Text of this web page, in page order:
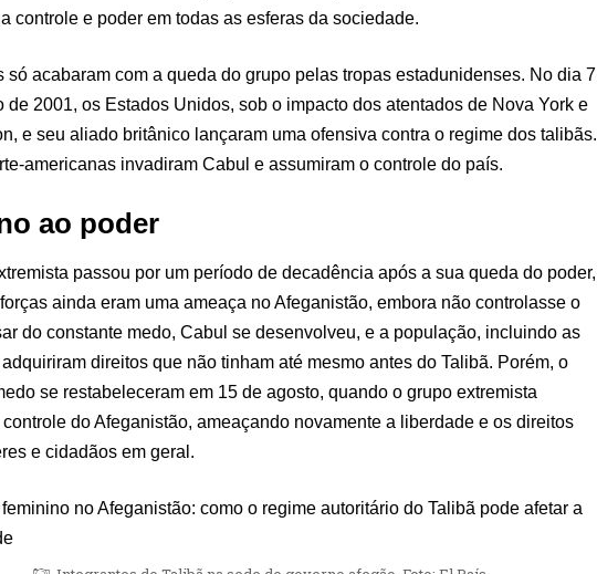
controle e poder em todas as esferas da sociedade.
só acabaram com a queda do grupo pelas tropas estadunidenses. No dia 7
de 2001, os Estados Unidos, sob o impacto dos atentados de Nova York e
e seu aliado britânico lançaram uma ofensiva contra o regime dos talibãs.
americanas invadiram Cabul e assumiram o controle do país.
ao poder
passou por um período de decadência após a sua queda do poder,
ainda eram uma ameaça no Afeganistão, embora não controlasse o
do constante medo, Cabul se desenvolveu, e a população, incluindo as
direitos que não tinham até mesmo antes do Talibã. Porém, o
se restabeleceram em 15 de agosto, quando o grupo extremista
controle do Afeganistão, ameaçando novamente a liberdade e os direitos
e cidadãos em geral.